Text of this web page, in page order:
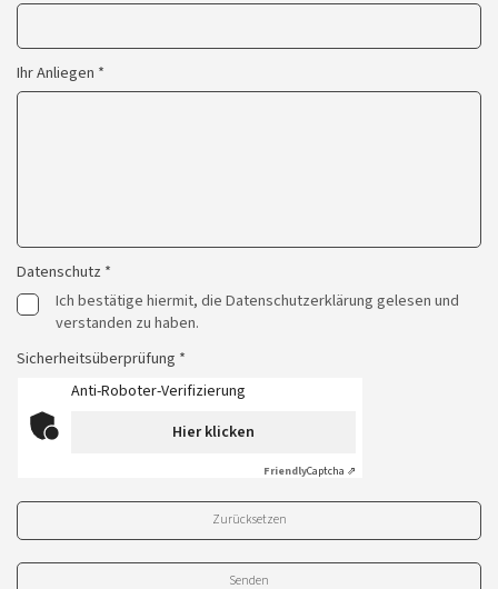
Ihr Anliegen *
Datenschutz *
Ich bestätige hiermit, die Datenschutzerklärung gelesen und
verstanden zu haben.
Sicherheitsüberprüfung *
Anti-Roboter-Verifizierung
Hier klicken
FriendlyCaptcha ⇗
Zurücksetzen